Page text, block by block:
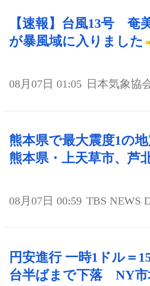
【速報】台風13号 奄
が暴風域に入りました
08月07日 01:05 日本気象協
熊本県で最大震度1の
熊本県・上天草市、芦
08月07日 00:59 TBS NEWS
円安進行 一時1ドル＝
台半ばまで下落 NY市